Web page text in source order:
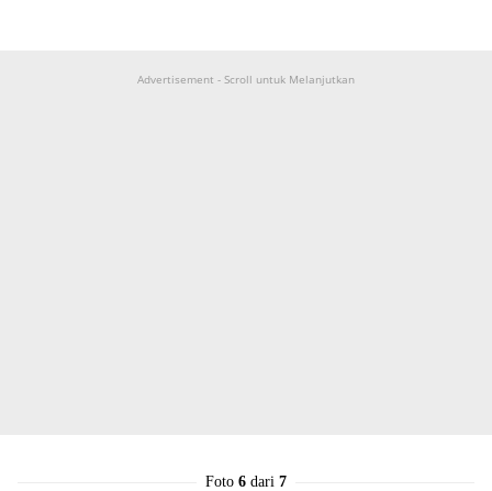
Advertisement - Scroll untuk Melanjutkan
Foto 6 dari 7